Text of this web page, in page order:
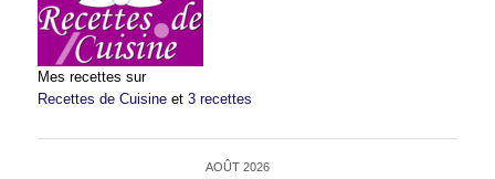
Mes recettes sur
Recettes de Cuisine et 3 recettes
AOÛT 2026